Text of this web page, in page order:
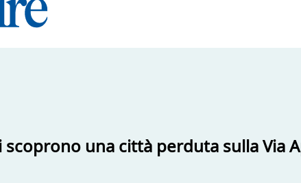
una città perduta sulla Via